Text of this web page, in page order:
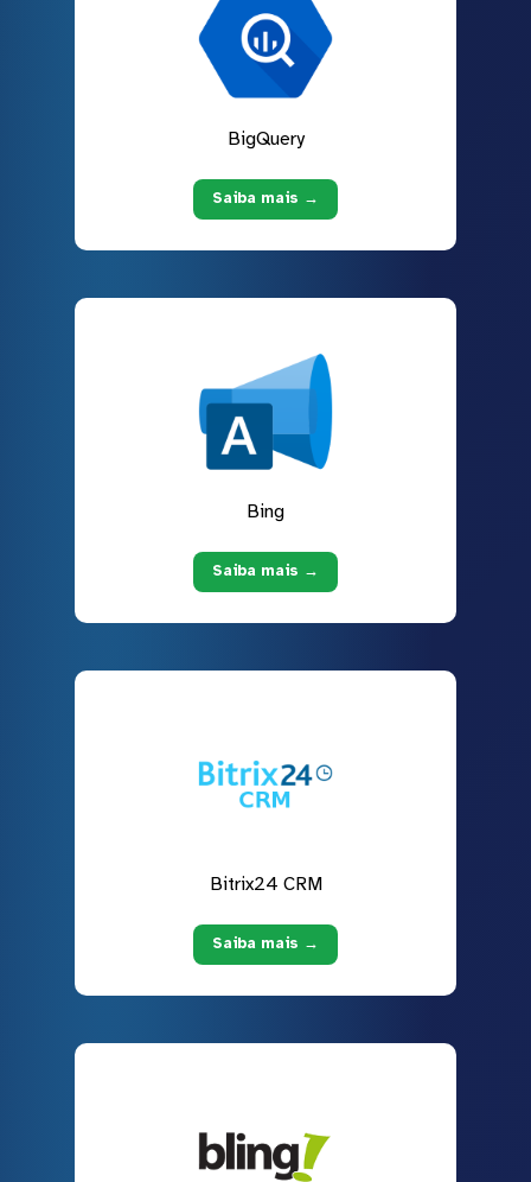
BigQuery
Saiba mais →
Bing
Saiba mais →
Bitrix24 CRM
Saiba mais →